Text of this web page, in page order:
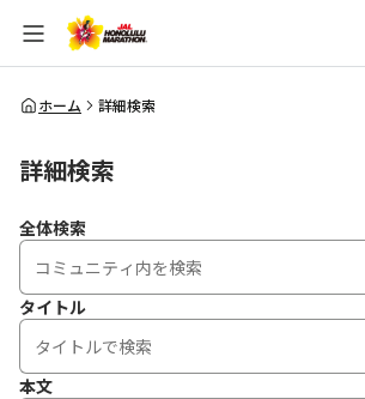
全体検索
ホーム 詳細検索
詳細検索
全体検索
タイトル
本文